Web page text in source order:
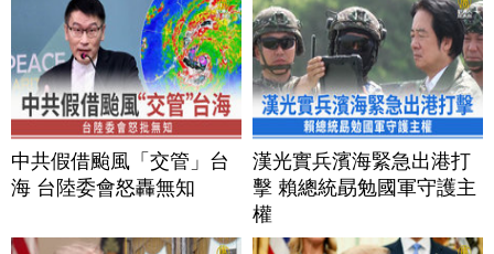
中共假借颱風「交管」台
海 台陸委會怒轟無知
漢光實兵濱海緊急出港打
擊 賴總統勗勉國軍守護主
權